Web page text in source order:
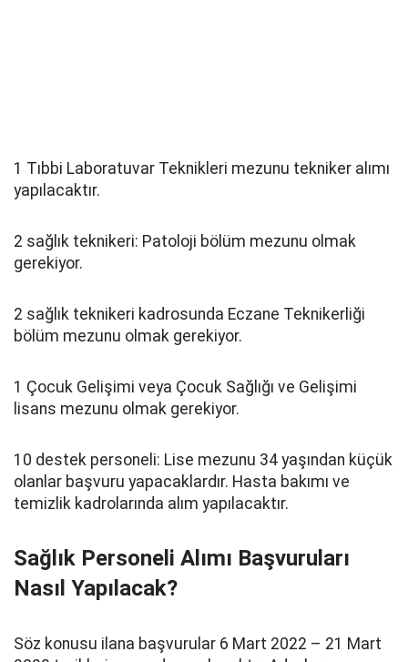
1 Tıbbi Laboratuvar Teknikleri mezunu tekniker alımı
yapılacaktır.
2 sağlık teknikeri: Patoloji bölüm mezunu olmak
gerekiyor.
2 sağlık teknikeri kadrosunda Eczane Teknikerliği
bölüm mezunu olmak gerekiyor.
1 Çocuk Gelişimi veya Çocuk Sağlığı ve Gelişimi
lisans mezunu olmak gerekiyor.
10 destek personeli: Lise mezunu 34 yaşından küçük
olanlar başvuru yapacaklardır. Hasta bakımı ve
temizlik kadrolarında alım yapılacaktır.
Sağlık Personeli Alımı Başvuruları
Nasıl Yapılacak?
Söz konusu ilana başvurular 6 Mart 2022 – 21 Mart